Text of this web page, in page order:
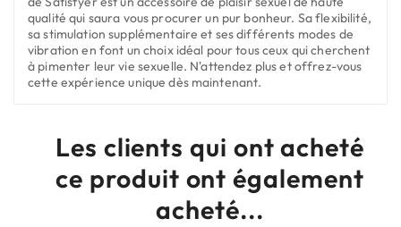
qualité qui saura vous procurer un pur bonheur. Sa flexibilité,
sa stimulation supplémentaire et ses différents modes de
vibration en font un choix idéal pour tous ceux qui cherchent
à pimenter leur vie sexuelle. N'attendez plus et offrez-vous
cette expérience unique dès maintenant.
Les clients qui ont acheté
ce produit ont également
acheté...